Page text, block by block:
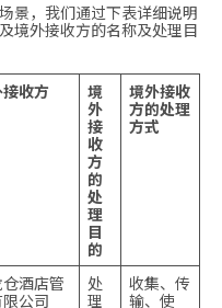
景，我们通过下表详细说明
境外接收方的名称及处理目
收方
境
外
接
收
方
的
处
理
目
的
境外接收
方的处理
方式
酒店管
公司
处
理
收集、传
输、使